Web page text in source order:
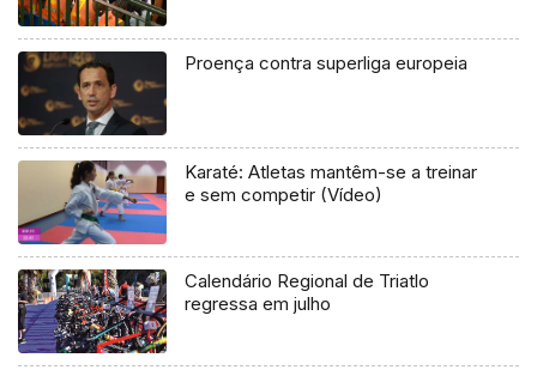
Proença contra superliga europeia
Karaté: Atletas mantêm-se a treinar
e sem competir (Vídeo)
Calendário Regional de Triatlo
regressa em julho